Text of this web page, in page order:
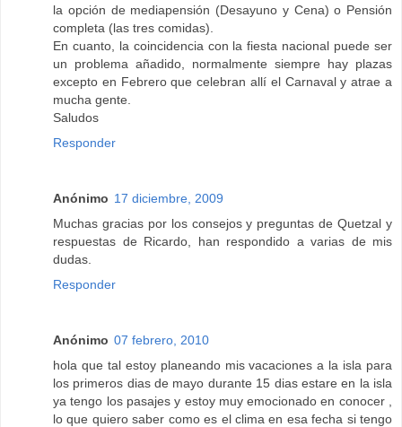
la opción de mediapensión (Desayuno y Cena) o Pensión
completa (las tres comidas).
En cuanto, la coincidencia con la fiesta nacional puede ser
un problema añadido, normalmente siempre hay plazas
excepto en Febrero que celebran allí el Carnaval y atrae a
mucha gente.
Saludos
Responder
Anónimo 17 diciembre, 2009
Muchas gracias por los consejos y preguntas de Quetzal y
respuestas de Ricardo, han respondido a varias de mis
dudas.
Responder
Anónimo 07 febrero, 2010
hola que tal estoy planeando mis vacaciones a la isla para
los primeros dias de mayo durante 15 dias estare en la isla
ya tengo los pasajes y estoy muy emocionado en conocer ,
lo que quiero saber como es el clima en esa fecha si tengo